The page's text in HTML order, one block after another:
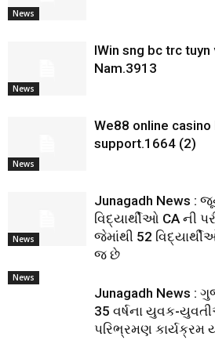
News
News
IWin sng bc trc
Nam.3913
News
We88 online
support.1664 (2)
News
Junagadh News :
વિદ્યાર્થીઓ CA ની
જેમાંથી 52
જ છે
News
Junagadh News :
35 વર્ષના યુવક-
પરિભ્રમણ કાર્યક્રમ